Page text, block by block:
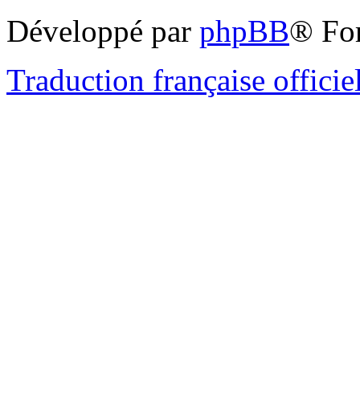
Développé par phpBB®
Traduction française